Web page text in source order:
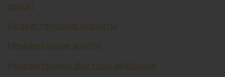
налог)
Недействующие кредиты
Немонетарное золото
Немонетарные факторы инфляции